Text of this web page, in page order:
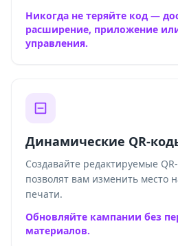
Никогда не теряйте код —
расширение, приложение
управления.
Динамические QR-
Создавайте редактируемые
позволят вам изменить место
печати.
Обновляйте кампании без
материалов.